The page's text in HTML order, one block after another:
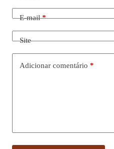
E-mail*
Site
Adicionar comentário *